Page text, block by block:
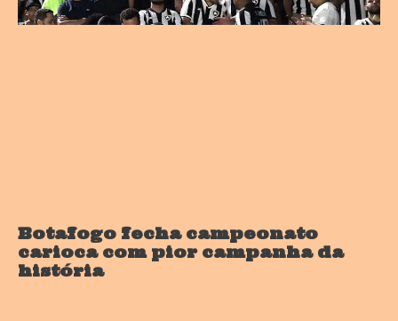
Botafogo fecha campeonato
carioca com pior campanha da
história